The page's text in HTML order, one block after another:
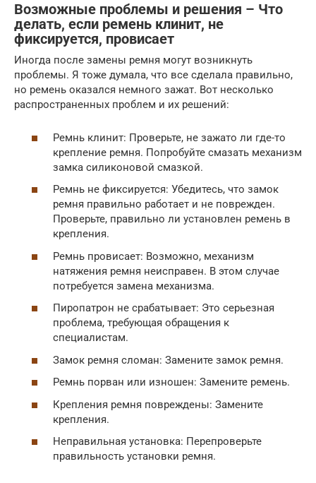
Возможные проблемы и решения – Что
делать, если ремень клинит, не
фиксируется, провисает
Иногда после замены ремня могут возникнуть
проблемы. Я тоже думала, что все сделала правильно,
но ремень оказался немного зажат. Вот несколько
распространенных проблем и их решений:
Ремнь клинит: Проверьте, не зажато ли где-то
крепление ремня. Попробуйте смазать механизм
замка силиконовой смазкой.
Ремнь не фиксируется: Убедитесь, что замок
ремня правильно работает и не поврежден.
Проверьте, правильно ли установлен ремень в
крепления.
Ремнь провисает: Возможно, механизм
натяжения ремня неисправен. В этом случае
потребуется замена механизма.
Пиропатрон не срабатывает: Это серьезная
проблема, требующая обращения к
специалистам.
Замок ремня сломан: Замените замок ремня.
Ремнь порван или изношен: Замените ремень.
Крепления ремня повреждены: Замените
крепления.
Неправильная установка: Перепроверьте
правильность установки ремня.